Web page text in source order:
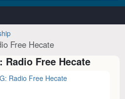
Free Hecate
Radio Free Hecate